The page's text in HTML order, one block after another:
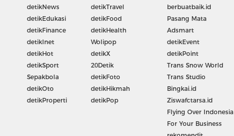
detikNews
detikEdukasi
detikFinance
detikInet
detikHot
detikSport
Sepakbola
detikOto
detikProperti
detikTravel
detikFood
detikHealth
Wolipop
detikX
20Detik
detikFoto
detikHikmah
detikPop
berbuatbaik.id
Pasang Mata
Adsmart
detikEvent
detikPoint
Trans Snow World
Trans Studio
Bingkai.id
Ziswafctarsa.id
Flying Over Indonesia
For Your Business